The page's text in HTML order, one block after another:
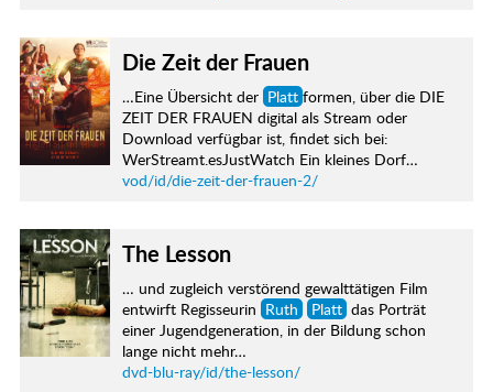
Die Zeit der Frauen
…Eine Übersicht der Platt formen, über die DIE
ZEIT DER FRAUEN digital als Stream oder
Download verfügbar ist, findet sich bei:
WerStreamt.esJustWatch Ein kleines Dorf…
vod/id/die-zeit-der-frauen-2/
The Lesson
… und zugleich verstörend gewalttätigen Film
entwirft Regisseurin Ruth Platt das Porträt
einer Jugendgeneration, in der Bildung schon
lange nicht mehr…
dvd-blu-ray/id/the-lesson/